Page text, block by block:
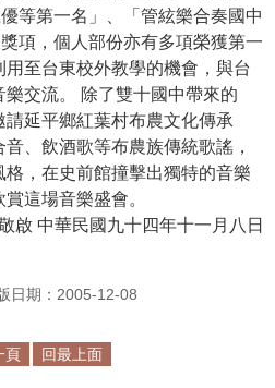
等第一名」、「管絃樂合奏國中
項，個人部份亦有多項榮獲第一
至台東校外教學的機會，與台
交流。 除了雙十國中帶來的
請延平鄉紅葉村布農文化傳承
、飲酒歌等布農族傳統歌謠，
，在史前館撞擊出獨特的音樂
這場音樂盛會。
啟 中華民國九十四年十一月八日
日期：2005-12-08
頁 回最上面